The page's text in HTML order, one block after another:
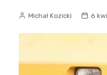
Michał Kozicki 6